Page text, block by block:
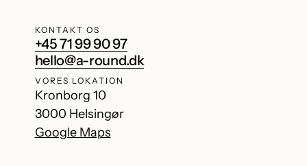
KONTAKT OS
+45 71 99 90 97
hello@a-round.dk
VORES LOKATION
Kronborg 10
3000 Helsingør
Google Maps